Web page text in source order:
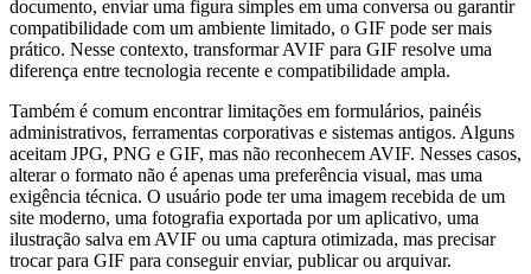
documento, enviar uma figura simples em uma conversa ou garantir
compatibilidade com um ambiente limitado, o GIF pode ser mais
prático. Nesse contexto, transformar AVIF para GIF resolve uma
diferença entre tecnologia recente e compatibilidade ampla.
Também é comum encontrar limitações em formulários, painéis
administrativos, ferramentas corporativas e sistemas antigos. Alguns
aceitam JPG, PNG e GIF, mas não reconhecem AVIF. Nesses casos,
alterar o formato não é apenas uma preferência visual, mas uma
exigência técnica. O usuário pode ter uma imagem recebida de um
site moderno, uma fotografia exportada por um aplicativo, uma
ilustração salva em AVIF ou uma captura otimizada, mas precisar
trocar para GIF para conseguir enviar, publicar ou arquivar.